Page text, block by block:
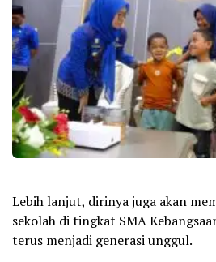
Lebih lanjut, dirinya juga akan
sekolah di tingkat SMA
terus menjadi generasi unggul.